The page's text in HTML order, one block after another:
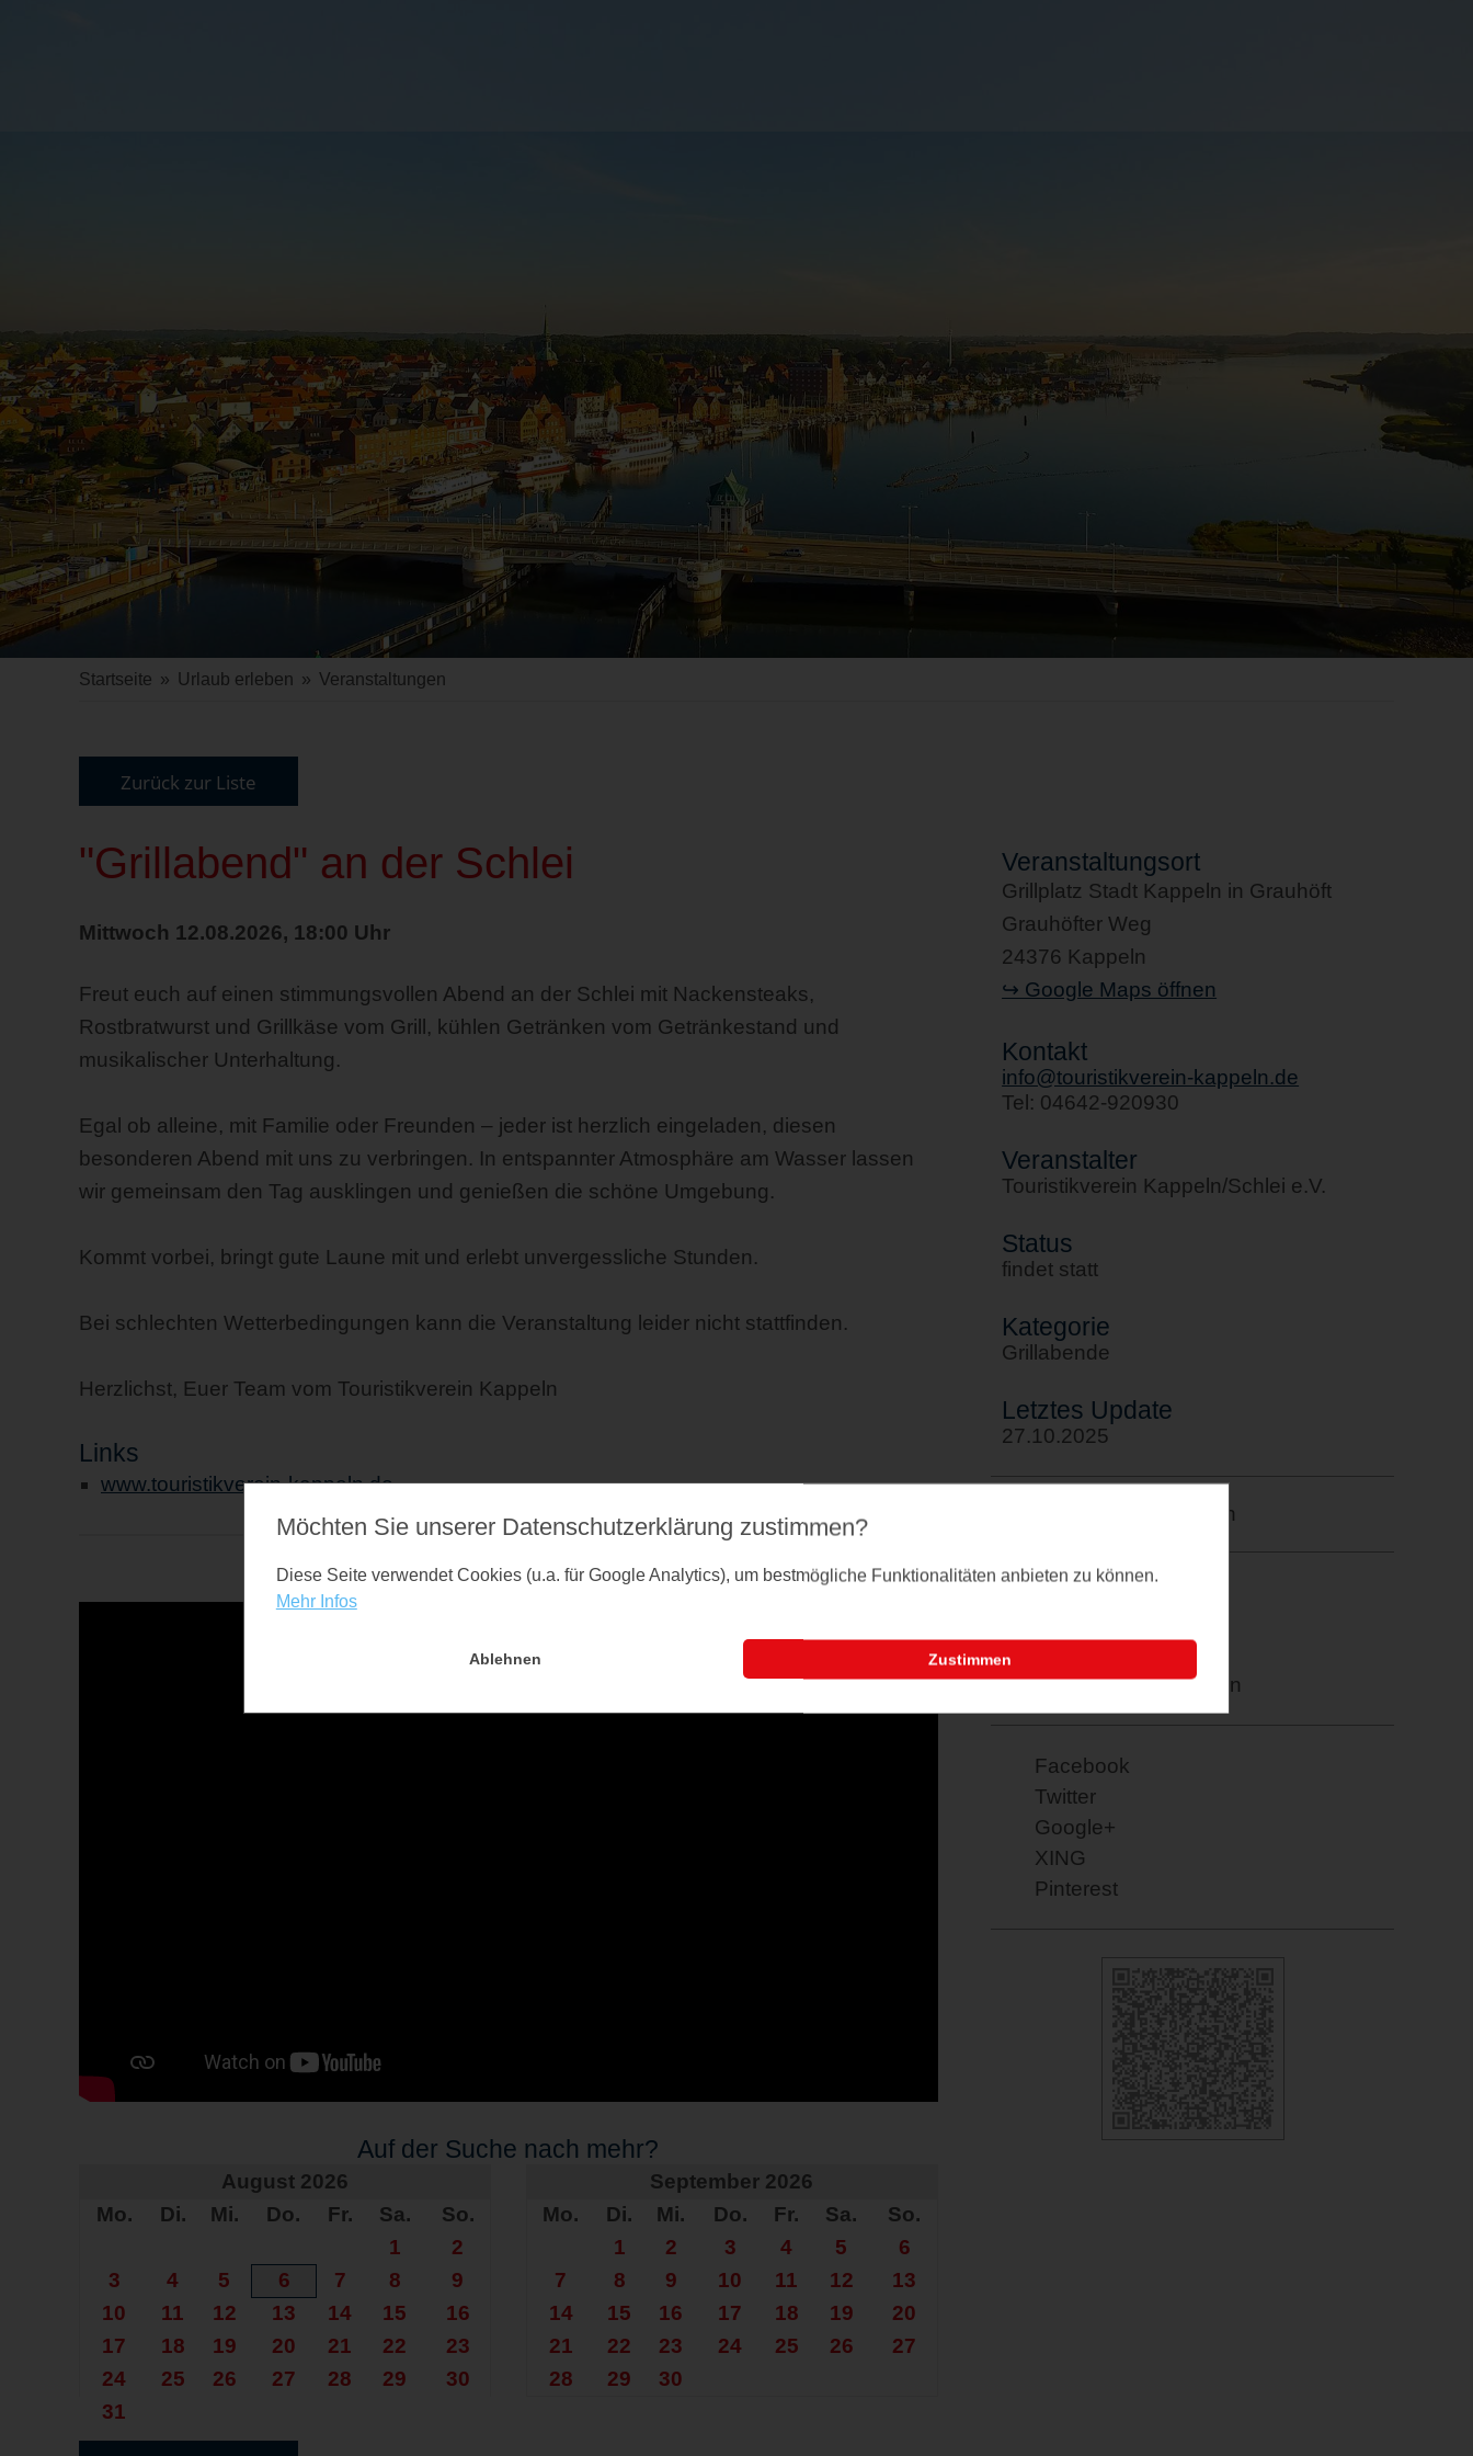
Startseite » Urlaub erleben » Veranstaltungen
Zurück zur Liste
"Grillabend" an der Schlei
Mittwoch 12.08.2026, 18:00 Uhr
Freut euch auf einen stimmungsvollen Abend an der Schlei mit Nackensteaks,
Rostbratwurst und Grillkäse vom Grill, kühlen Getränken vom Getränkestand und
musikalischer Unterhaltung.
Egal ob alleine, mit Familie oder Freunden – jeder ist herzlich eingeladen, diesen
besonderen Abend mit uns zu verbringen. In entspannter Atmosphäre am Wasser lassen
wir gemeinsam den Tag ausklingen und genießen die schöne Umgebung.
Kommt vorbei, bringt gute Laune mit und erlebt unvergessliche Stunden.
Bei schlechten Wetterbedingungen kann die Veranstaltung leider nicht stattfinden.
Herzlichst, Euer Team vom Touristikverein Kappeln
Links
www.touristikverein-kappeln.de
Auf der Suche nach mehr?
August 2026
Mo.
Di. Mi. Do. Fr. Sa.
So.
1
2
3
4 5 6 7 8
9
10
11 12 13 14 15
16
17
18 19 20 21 22
23
24
25 26 27 28 29
30
31
September 2026
Mo.
Di. Mi. Do. Fr. Sa.
So.
1
2 3 4 5
6
7
8 9 10 11 12
13
14
15 16 17 18 19
20
21
22 23 24 25 26
27
28
29 30
Veranstaltungsort
Grillplatz Stadt Kappeln in Grauhöft
Grauhöfter Weg
24376 Kappeln
↪ Google Maps öffnen
Kontakt
info@touristikverein-kappeln.de
Tel: 04642-920930
Veranstalter
Touristikverein Kappeln/Schlei e.V.
Status
findet statt
Kategorie
Grillabende
Letztes Update
27.10.2025
Merkzettel: speichern
Weitere Informationen
Facebook
Twitter
Google+
XING
Pinterest
Möchten Sie unserer Datenschutz­erklärung zustimmen?
Diese Seite verwendet Cookies (u.a. für Google Analytics), um bestmögliche Funktionalitäten anbieten zu können.
Mehr Infos
Ablehnen Zustimmen